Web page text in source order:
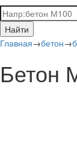
Найти
Главная→бетон→
Бетон